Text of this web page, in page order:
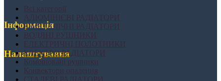
Інформація
Налаштування
БІМЕТАЛІЧНІ РАДІАТОРИ
ЕЛЕКТРО РАДІАТОРИ
Комбіновані рушники